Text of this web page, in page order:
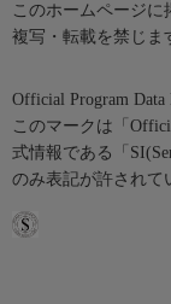
このホームページ
複写・転載を禁じま
Official Program
このマークは「
式情報である「
のみ表記が許されて